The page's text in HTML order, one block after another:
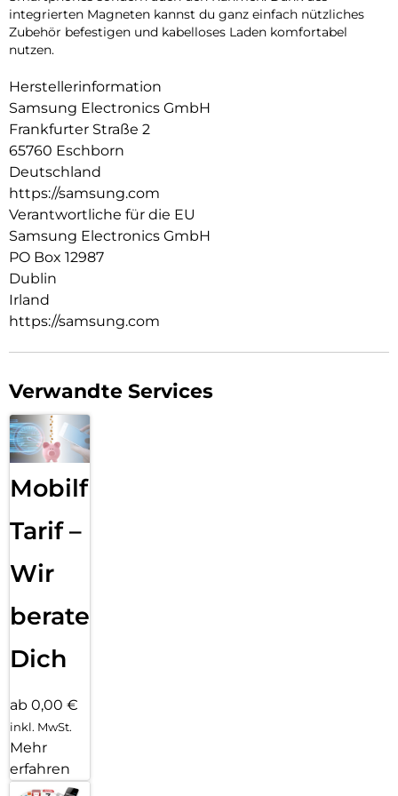
integrierten Magneten kannst du ganz einfach nützliches
Zubehör befestigen und kabelloses Laden komfortabel
nutzen.
Herstellerinformation
Samsung Electronics GmbH
Frankfurter Straße 2
65760 Eschborn
Deutschland
https://samsung.com
Verantwortliche für die EU
Samsung Electronics GmbH
PO Box 12987
Dublin
Irland
https://samsung.com
Verwandte Services
Mobilfunk
Tarif –
Wir
beraten
Dich
ab 0,00 €
inkl. MwSt.
Mehr
erfahren